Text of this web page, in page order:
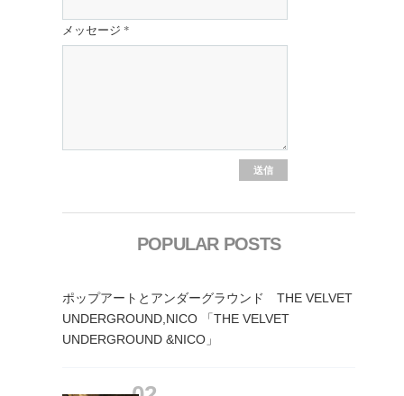
メッセージ *
POPULAR POSTS
ポップアートとアンダーグラウンド THE VELVET
UNDERGROUND,NICO 「THE VELVET
UNDERGROUND &NICO」